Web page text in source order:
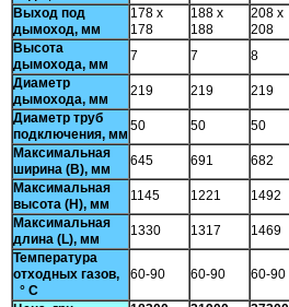
Выход под
дымоход, мм
178 х
178
188 х
188
208 х
208
Высота
дымохода, мм
7 7 8
Диаметр
дымохода, мм
219 219 219
Диаметр труб
подключения, мм
50 50 50
Максимальная
ширина (В), мм
645 691 682
Максимальная
высота (Н), мм
1145 1221 1492
Максимальная
длина (L), мм
1330 1317 1469
Температура
отходных газов,
° С
60-90 60-90 60-90